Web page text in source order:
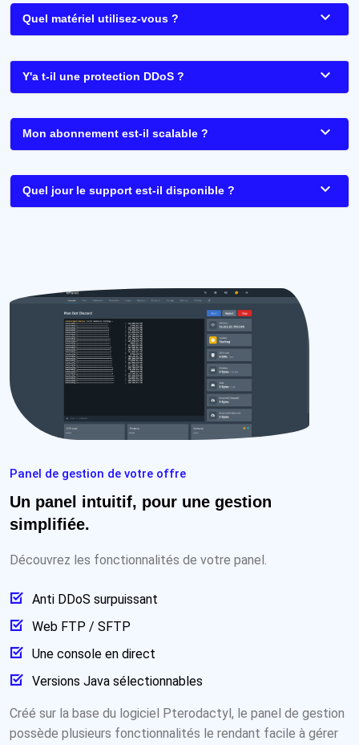
Quel matériel utilisez-vous ?
Y'a t-il une protection DDoS ?
Mon abonnement est-il scalable ?
Quel jour le support est-il disponible ?
Panel de gestion de votre offre
Un panel intuitif, pour une gestion
simplifiée.
Découvrez les fonctionnalités de votre panel.
Anti DDoS surpuissant
Web FTP / SFTP
Une console en direct
Versions Java sélectionnables
Créé sur la base du logiciel Pterodactyl, le panel de gestion
possède plusieurs fonctionnalités le rendant facile à gérer